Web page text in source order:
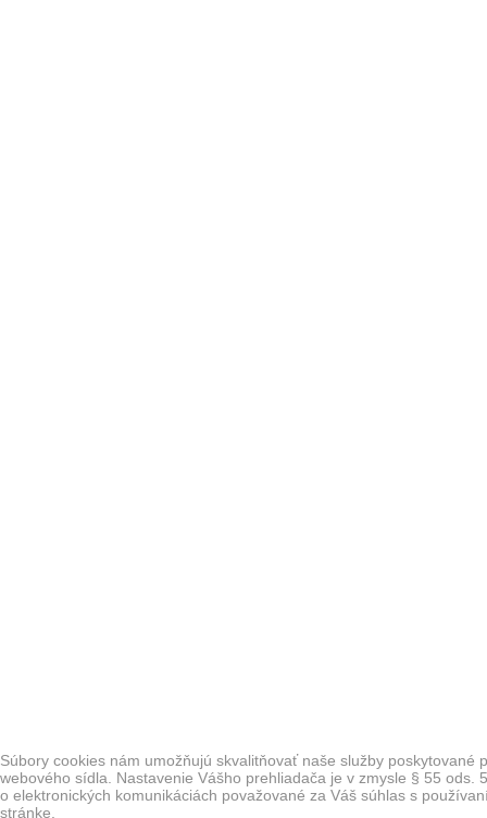
Súbory cookies nám umožňujú skvalitňovať naše služby poskytované
webového sídla. Nastavenie Vášho prehliadača je v zmysle § 55 ods.
o elektronických komunikáciách považované za Váš súhlas s
stránke.